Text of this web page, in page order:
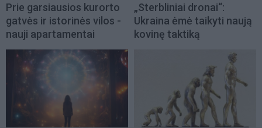
Prie garsiausios kurorto
gatvės ir istorinės vilos -
nauji apartamentai
„Sterbliniai dronai“:
Ukraina ėmė taikyti naują
kovinę taktiką